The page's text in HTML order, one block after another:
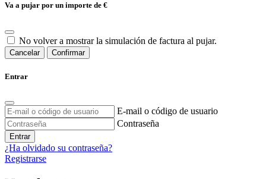
Va a pujar por un importe de €
No volver a mostrar la simulación de factura al pujar.
Cancelar Confirmar
Entrar
E-mail o código de usuario
Contraseña
Entrar
¿Ha olvidado su contraseña?
Registrarse